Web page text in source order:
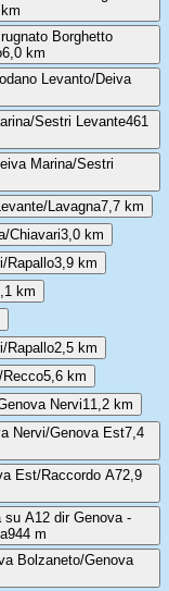
Borghetto
6,0 km
Levanto/Deiva
Sestri Levante461
Marina/Sestri
Lavagna7,7 km
Chiavari3,0 km
Rapallo3,9 km
km
Rapallo2,5 km
Recco5,6 km
Nervi11,2 km
Nervi/Genova Est7,4
Est/Raccordo A72,9
A12 dir Genova -
944 m
Bolzaneto/Genova